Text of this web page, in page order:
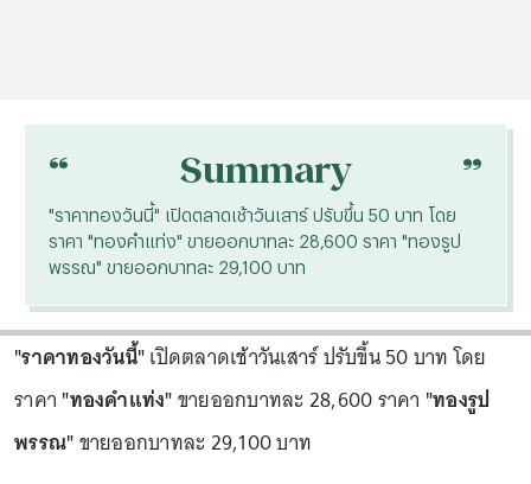
“ Summary “
"ราคาทองวันนี้" เปิดตลาดเช้าวันเสาร์ ปรับขึ้น 50 บาท โดย
ราคา "ทองคำแท่ง" ขายออกบาทละ 28,600 ราคา "ทองรูป
พรรณ" ขายออกบาทละ 29,100 บาท
"ราคาทองวันนี้"เปิดตลาดเช้าวันเสาร์ ปรับขึ้น 50 บาท โดย
ราคา "ทองคำแท่ง"ขายออกบาทละ 28,600 ราคา "ทองรูป
พรรณ"ขายออกบาทละ 29,100 บาท